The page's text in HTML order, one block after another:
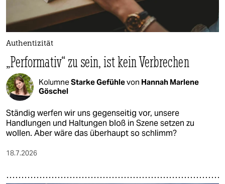
Authentizität
„Performativ“ zu sein, ist kein Verbrechen
KolumneStarke Gefühlevon Hannah Marlene
Göschel
Ständig werfen wir uns gegenseitig vor, unsere
Handlungen und Haltungen bloß in Szene setzen zu
wollen. Aber wäre das überhaupt so schlimm?
18.7.2026